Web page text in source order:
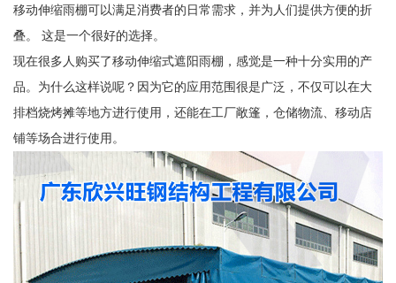
移动伸缩雨棚可以满足消费者的日常需求，并为人们提供方便的折
叠。 这是一个很好的选择。
现在很多人购买了移动伸缩式遮阳雨棚，感觉是一种十分实用的产
品。为什么这样说呢？因为它的应用范围很是广泛，不仅可以在大
排档烧烤摊等地方进行使用，还能在工厂敞篷，仓储物流、移动店
铺等场合进行使用。